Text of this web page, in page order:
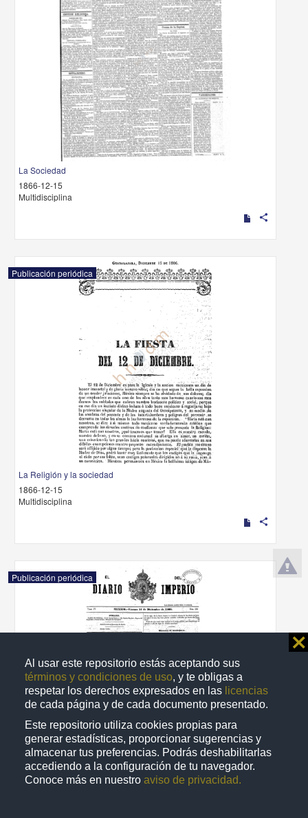
Al usar este repositorio estás aceptando sus
términos y condiciones de uso, y te obligas a
respetar los derechos expresados en las licencias
de cada página y de cada documento presentado.
Este repositorio utiliza cookies propias para
generar estadísticas, proporcionar sugerencias y
almacenar tus preferencias. Podrás deshabilitarlas
accediendo a la configuración de tu navegador.
Conoce más en nuestro aviso de privacidad.
⨯
La Sociedad
1866-12-15
Multidisciplina
share
Publicación periódica
La Religión y la sociedad
1866-12-15
Multidisciplina
share
Publicación periódica
El Diario del Imperio